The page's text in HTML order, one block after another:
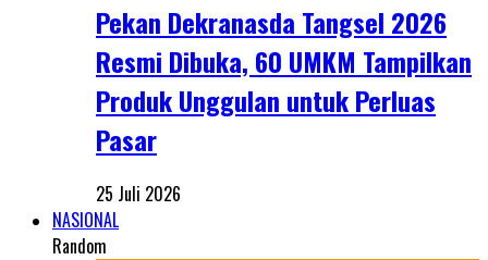
Pekan Dekranasda Tangsel 2026
Resmi Dibuka, 60 UMKM Tampilkan
Produk Unggulan untuk Perluas
Pasar
25 Juli 2026
NASIONAL
Random